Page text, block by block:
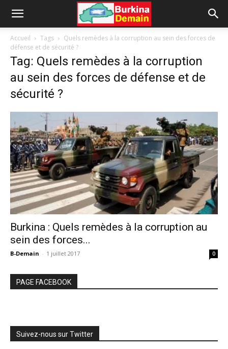
Accueil Tags
Quels remèdes à la corruption au sein des forces de
défense et de sécurité ?
Tag: Quels remèdes à la corruption
au sein des forces de défense et de
sécurité ?
Burkina : Quels remèdes à la corruption au
sein des forces...
B-Demain - 1 juillet 2017 0
PAGE FACEBOOK
Suivez-nous sur Twitter